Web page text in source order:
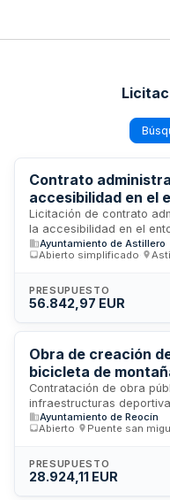
Contrato
accesibilidad en el
José
Licitación de contrato
la accesibilidad en el
promovida por el
rige por la Ley de
financiera y técnica, así
civil mínima de 600.000
Ayuntamiento de Astillero
Abierto simplificado
PRESUPUESTO
56.842,97 EUR
Obra de creación
bicicleta de
Puente San Miguel
Contratación de obra
infraestructuras
bicicleta de montaña en
incluye la construcción
activo vinculado a la
espacio de ocio
Ayuntamiento de Reocín
Abierto
Puente san
PRESUPUESTO
28.924,11 EUR